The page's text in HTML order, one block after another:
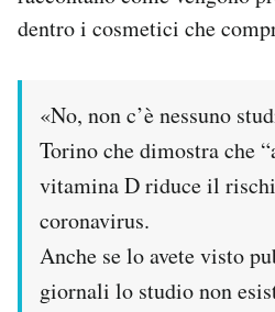
dentro i cosmetici che
«No, non c’è nessuno
Torino che dimostra che
vitamina D riduce il
coronavirus.
Anche se lo avete visto
giornali lo studio non